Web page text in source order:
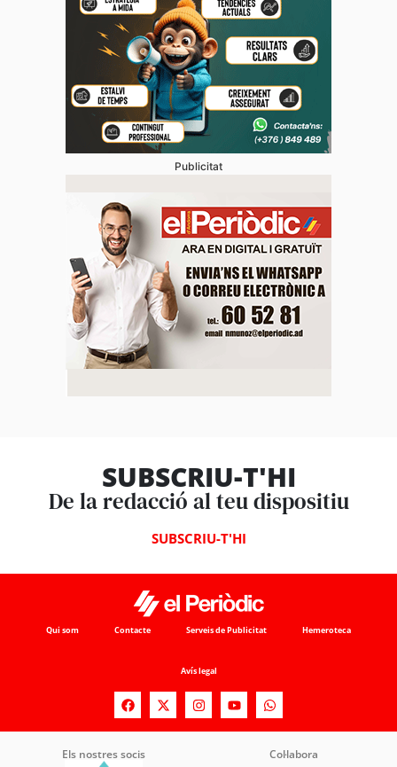
Publicitat
SUBSCRIU-T'HI
De la redacció al teu dispositiu
SUBSCRIU-T'HI
Qui som Contacte Serveis de Publicitat Hemeroteca
Avís legal
Els nostres socis Col·labora